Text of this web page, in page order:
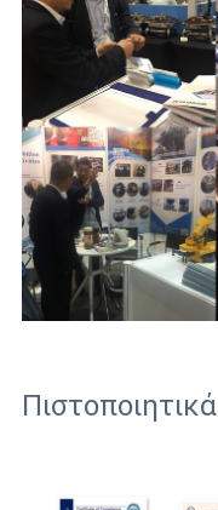
Πιστοποιητικά